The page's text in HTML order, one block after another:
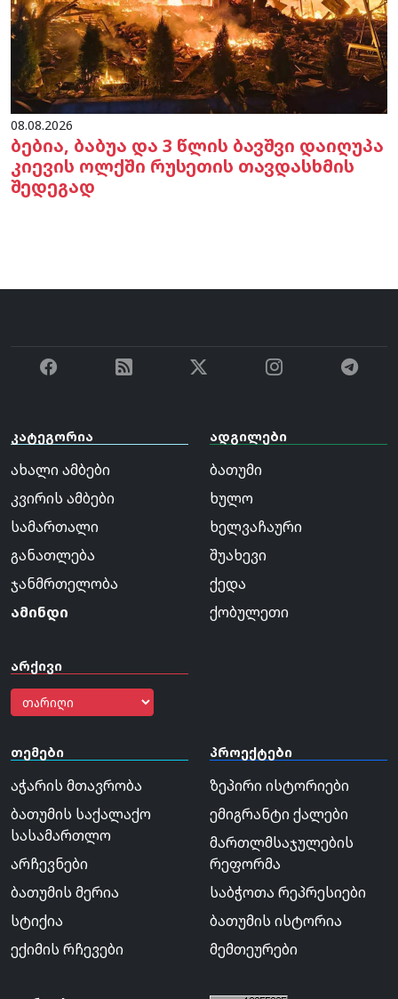
08.08.2026
ბებია, ბაბუა და 3 წლის ბავშვი დაიღუპა
კიევის ოლქში რუსეთის თავდასხმის
შედეგად
კატეგორია
ახალი ამბები
კვირის ამბები
სამართალი
განათლება
ჯანმრთელობა
ამინდი
არქივი
ადგილები
ბათუმი
ხულო
ხელვაჩაური
შუახევი
ქედა
ქობულეთი
თემები
აჭარის მთავრობა
ბათუმის საქალაქო
სასამართლო
არჩევნები
ბათუმის მერია
სტიქია
ექიმის რჩევები
პროექტები
ზეპირი ისტორიები
ემიგრანტი ქალები
მართლმსაჯულების
რეფორმა
საბჭოთა რეპრესიები
ბათუმის ისტორია
მემთეურები